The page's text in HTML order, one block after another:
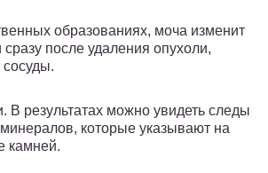
образованиях, моча изменит
сразу после удаления опухоли,
сосуды.
В результатах можно увидеть следы
которые указывают на
камней.